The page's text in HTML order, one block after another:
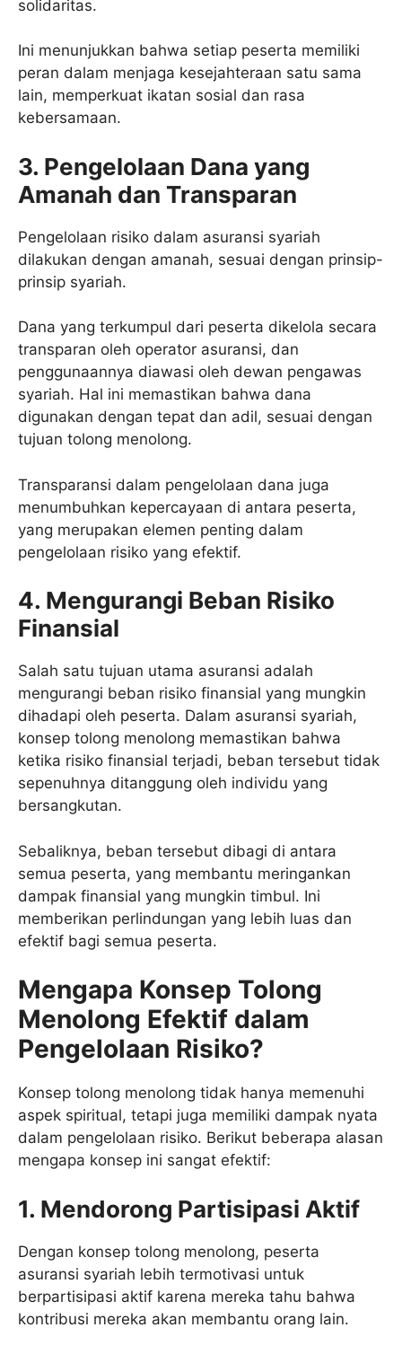
solidaritas.
Ini menunjukkan bahwa setiap peserta memiliki
peran dalam menjaga kesejahteraan satu sama
lain, memperkuat ikatan sosial dan rasa
kebersamaan.
3. Pengelolaan Dana yang
Amanah dan Transparan
Pengelolaan risiko dalam asuransi syariah
dilakukan dengan amanah, sesuai dengan prinsip-
prinsip syariah.
Dana yang terkumpul dari peserta dikelola secara
transparan oleh operator asuransi, dan
penggunaannya diawasi oleh dewan pengawas
syariah. Hal ini memastikan bahwa dana
digunakan dengan tepat dan adil, sesuai dengan
tujuan tolong menolong.
Transparansi dalam pengelolaan dana juga
menumbuhkan kepercayaan di antara peserta,
yang merupakan elemen penting dalam
pengelolaan risiko yang efektif.
4. Mengurangi Beban Risiko
Finansial
Salah satu tujuan utama asuransi adalah
mengurangi beban risiko finansial yang mungkin
dihadapi oleh peserta. Dalam asuransi syariah,
konsep tolong menolong memastikan bahwa
ketika risiko finansial terjadi, beban tersebut tidak
sepenuhnya ditanggung oleh individu yang
bersangkutan.
Sebaliknya, beban tersebut dibagi di antara
semua peserta, yang membantu meringankan
dampak finansial yang mungkin timbul. Ini
memberikan perlindungan yang lebih luas dan
efektif bagi semua peserta.
Mengapa Konsep Tolong
Menolong Efektif dalam
Pengelolaan Risiko?
Konsep tolong menolong tidak hanya memenuhi
aspek spiritual, tetapi juga memiliki dampak nyata
dalam pengelolaan risiko. Berikut beberapa alasan
mengapa konsep ini sangat efektif:
1. Mendorong Partisipasi Aktif
Dengan konsep tolong menolong, peserta
asuransi syariah lebih termotivasi untuk
berpartisipasi aktif karena mereka tahu bahwa
kontribusi mereka akan membantu orang lain.